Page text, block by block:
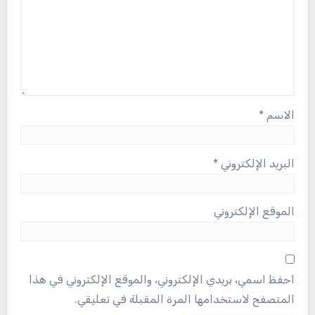
الاسم *
البريد الإلكتروني *
الموقع الإلكتروني
احفظ اسمي، بريدي الإلكتروني، والموقع الإلكتروني في هذا
المتصفح لاستخدامها المرة المقبلة في تعليقي.